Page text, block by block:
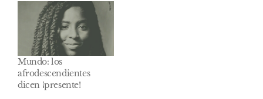
Mundo: los
afrodescendientes
dicen ¡presente!